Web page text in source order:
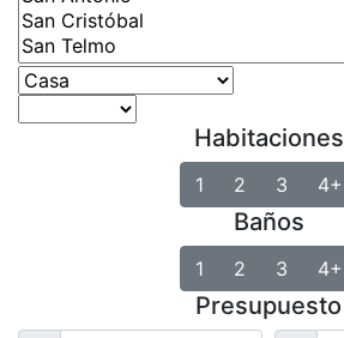
Habitaciones
1 2 3 4+
Baños
1 2 3 4+
Presupuesto